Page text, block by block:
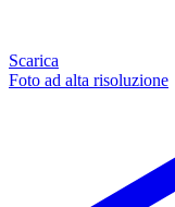
Scarica
Foto ad alta risoluzione